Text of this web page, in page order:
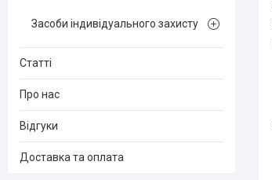
Засоби індивідуального захисту
Статті
Про нас
Відгуки
Доставка та оплата